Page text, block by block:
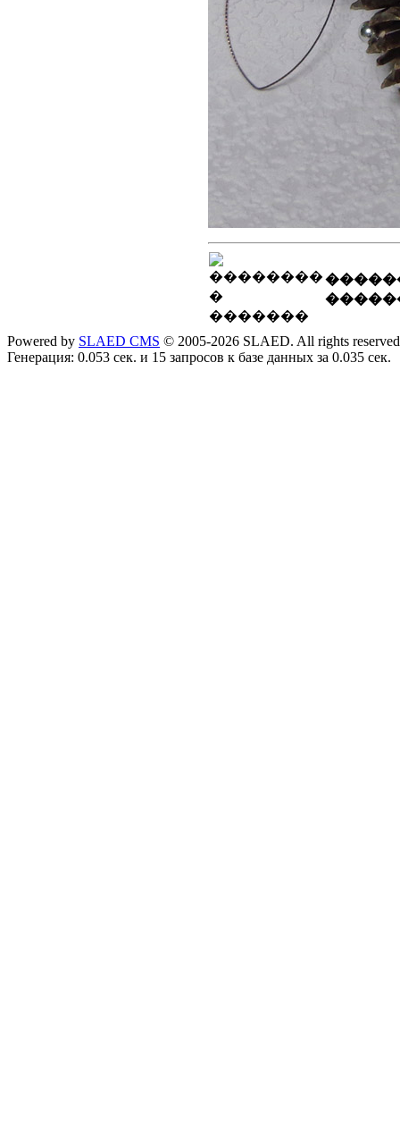
Powered by SLAED CMS © 2005-2026 SLAED. All rights
Генерация: 0.053 сек. и 15 запросов к базе данных за 0.035 сек.